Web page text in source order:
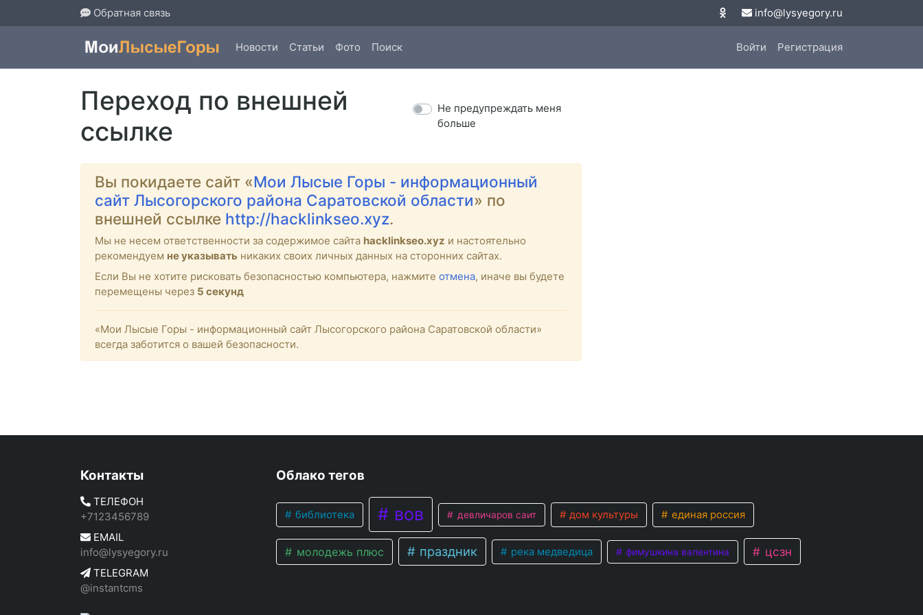
Обратная связь info@lysyegory.ru
Новости Статьи Фото Поиск Войти Регистрация
Переход по внешней
ссылке
Не предупреждать меня
больше
Вы покидаете сайт «Мои Лысые Горы - информационный
сайт Лысогорского района Саратовской области» по
внешней ссылке http://hacklinkseo.xyz.
Мы не несем ответственности за содержимое сайта hacklinkseo.xyz и настоятельно
рекомендуем не указывать никаких своих личных данных на сторонних сайтах.
Если Вы не хотите рисковать безопасностью компьютера, нажмите отмена, иначе вы будете
перемещены через 4 секунд
«Мои Лысые Горы - информационный сайт Лысогорского района Саратовской области»
всегда заботится о вашей безопасности.
Контакты
ТЕЛЕФОН
+7123456789
EMAIL
info@lysyegory.ru
TELEGRAM
@instantcms
Облако тегов
библиотека вов девличаров саит дом культуры единая россия
молодежь плюс праздник река медведица фимушкина валентина цсзн